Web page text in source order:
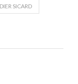
SICARD